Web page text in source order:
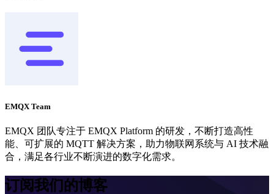
EMQX Team
EMQX 团队专注于 EMQX Platform 的研发，不断打造高性
能、可扩展的 MQTT 解决方案，助力物联网系统与 AI 技术融
合，满足各行业不断演进的数字化需求。
订阅我们的博客